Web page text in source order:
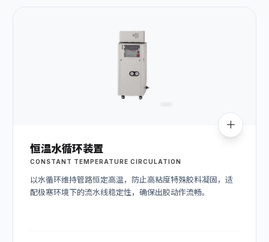
恒温水循环装置
CONSTANT TEMPERATURE CIRCULATION
以水循环维持管路恒定高温，防止高粘度特殊胶料凝固，适
配极寒环境下的流水线稳定性，确保出胶动作流畅。